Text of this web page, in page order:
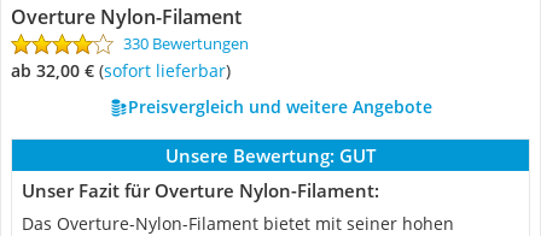
Overture Nylon-Filament
330 Bewertungen
ab 32,00 € ( Sofort lieferbar)
Preisvergleich und weitere Angebote
Unsere Bewertung: GUT
Unser Fazit für Overture Nylon-Filament:
Das Overture-Nylon-Filament bietet mit seiner hohen